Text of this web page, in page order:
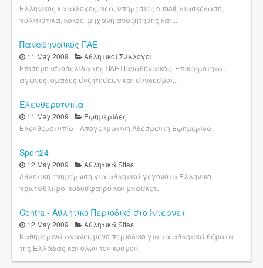
Ελληνικός κατάλογος, νέα, υπηρεσίες e-mail, διασκέδαση,
πολιτιστικά, καιρό, μηχανή αναζήτησης και...
Παναθηναϊκός ΠΑΕ
11 May 2009
Αθλητικοί Σύλλογοι
Επίσημη ιστοσελίδα της ΠΑΕ Παναθηναϊκός. Επικαιρότητα,
αγώνες, ομάδες συζητήσεων και σύνδεσμοι...
Ελευθεροτυπία
11 May 2009
Εφημερίδες
Ελευθεροτυπία - Απογευματινή Αδέσμευτη Εφημερίδα
Sport24
12 May 2009
Αθλητικά Sites
Αθλητική ενημέρωση για αθλητικά γεγονότα Ελληνικό
πρωτάθλημα ποδόσφαιρο και μπάσκετ.
Contra - Αθλητικό Περιοδικό στο Ίντερνετ
12 May 2009
Αθλητικά Sites
Καθημερινά ανανεωμένο περιοδικό για τα αθλητικά θέματα
της Ελλάδας και όλου του κόσμου.